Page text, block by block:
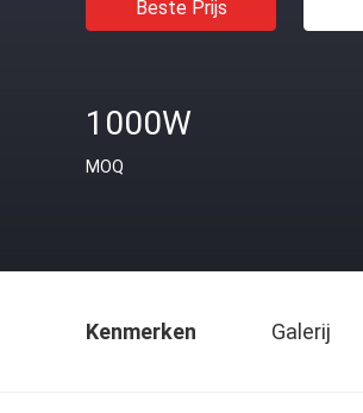
Beste Prijs
1000W
MOQ
Kenmerken Galerij